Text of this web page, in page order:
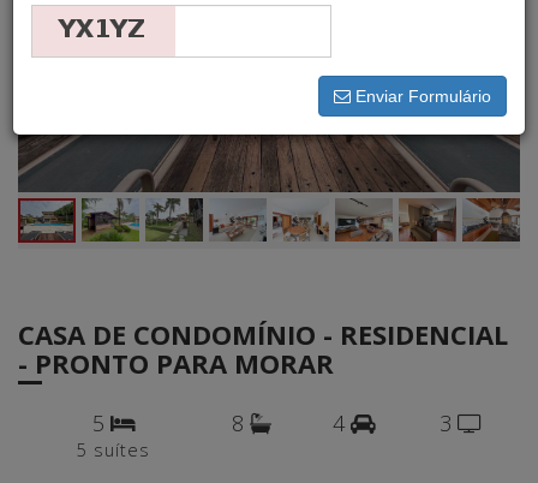
CASA DE CONDOMÍNIO - RESIDENCIAL
- PRONTO PARA MORAR
5
5 suítes
8 4 3
Enviar Formulário